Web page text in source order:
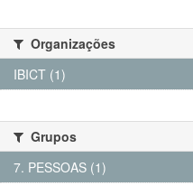
Organizações
IBICT (1)
Grupos
7. PESSOAS (1)